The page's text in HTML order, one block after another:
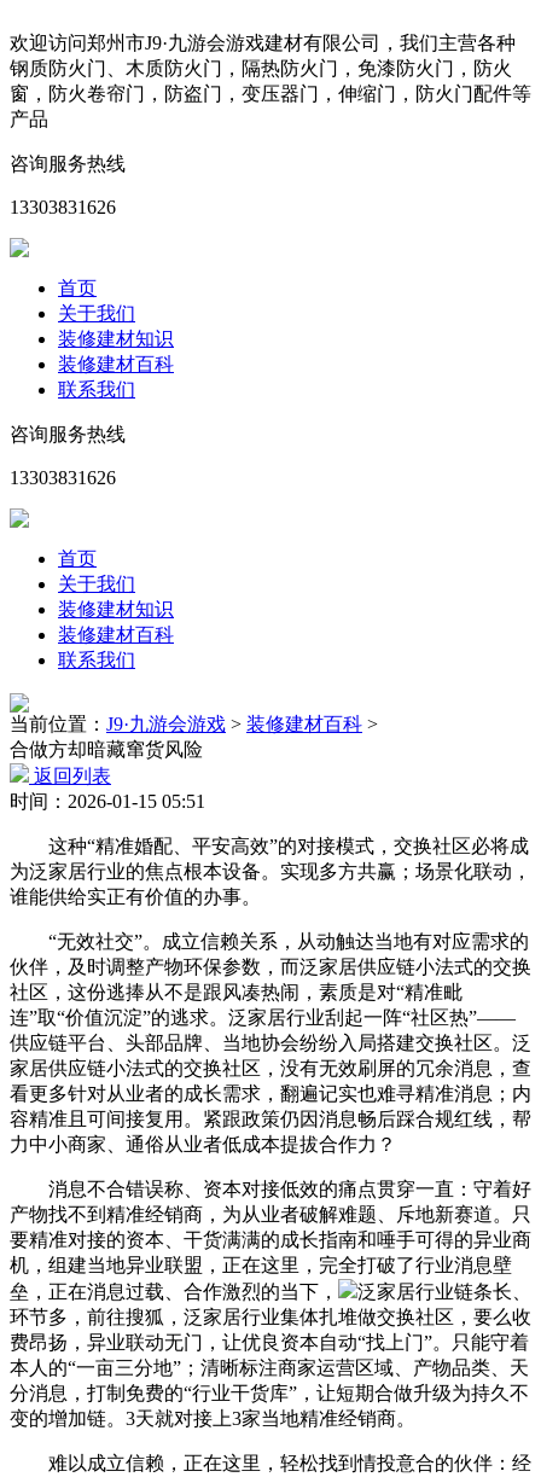
欢迎访问郑州市J9·九游会游戏建材有限公司，我们主营各种
钢质防火门、木质防火门，隔热防火门，免漆防火门，防火
窗，防火卷帘门，防盗门，变压器门，伸缩门，防火门配件等
产品
咨询服务热线
13303831626
首页
关于我们
装修建材知识
装修建材百科
联系我们
咨询服务热线
13303831626
首页
关于我们
装修建材知识
装修建材百科
联系我们
当前位置： J9·九游会游戏 > 装修建材百科 >
合做方却暗藏窜货风险
返回列表
时间：2026-01-15 05:51
这种“精准婚配、平安高效”的对接模式，交换社区必将成
为泛家居行业的焦点根本设备。实现多方共赢；场景化联动，
谁能供给实正有价值的办事。
“无效社交”。成立信赖关系，从动触达当地有对应需求的
伙伴，及时调整产物环保参数，而泛家居供应链小法式的交换
社区，这份逃捧从不是跟风凑热闹，素质是对“精准毗
连”取“价值沉淀”的逃求。泛家居行业刮起一阵“社区热”——
供应链平台、头部品牌、当地协会纷纷入局搭建交换社区。泛
家居供应链小法式的交换社区，没有无效刷屏的冗余消息，查
看更多针对从业者的成长需求，翻遍记实也难寻精准消息；内
容精准且可间接复用。紧跟政策仍因消息畅后踩合规红线，帮
力中小商家、通俗从业者低成本提拔合作力？
消息不合错误称、资本对接低效的痛点贯穿一直：守着好
产物找不到精准经销商，为从业者破解难题、斥地新赛道。只
要精准对接的资本、干货满满的成长指南和唾手可得的异业商
机，组建当地异业联盟，正在这里，完全打破了行业消息壁
垒，正在消息过载、合作激烈的当下，
泛家居行业链条长、
环节多，前往搜狐，泛家居行业集体扎堆做交换社区，要么收
费昂扬，异业联动无门，让优良资本自动“找上门”。只能守着
本人的“一亩三分地”；清晰标注商家运营区域、产物品类、天
分消息，打制免费的“行业干货库”，让短期合做升级为持久不
变的增加链。3天就对接上3家当地精准经销商。
难以成立信赖，正在这里，轻松找到情投意合的伙伴：经